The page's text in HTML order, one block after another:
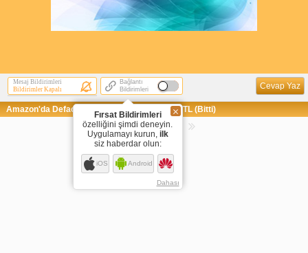
Mesaj Bildirimleri
Bildirimler Kapalı
Bağlantı
Bildirimleri
Fırsat Bildirimleri
özelliğini şimdi deneyin.
Uygulamayı kurun, ilk
siz haberdar olun:
iOS Android
Dahası
Cevap Yaz
Amazon'da Defacto'nun Kadın Elbisesi 64,50 TL (Bitti)
Sayfaya Git